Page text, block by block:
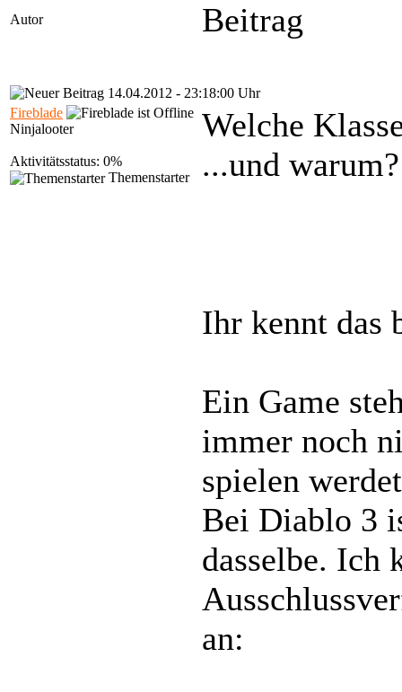
Autor Beitrag
14.04.2012 - 23:18:00 Uhr
Fireblade
Ninjalooter
Aktivitätsstatus: 0%
Themenstarter
Welche
...und warum?
Ihr kennt das
Ein Game
immer noch
spielen
Bei Diablo 3
dasselbe. Ich
an: